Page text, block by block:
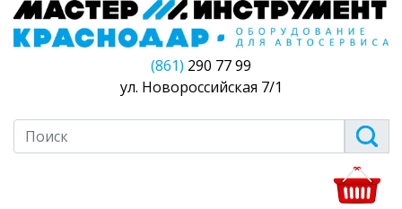
(861) 290 77 99
ул. Новороссийская 7/1